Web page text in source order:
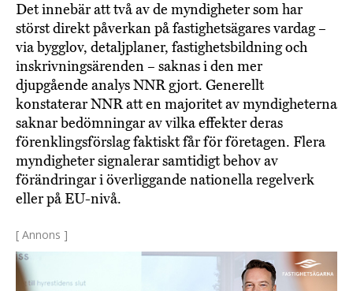
Det innebär att två av de myndigheter som har
störst direkt påverkan på fastighetsägares vardag –
via bygglov, detaljplaner, fastighetsbildning och
inskrivningsärenden – saknas i den mer
djupgående analys NNR gjort. Generellt
konstaterar NNR att en majoritet av myndigheterna
saknar bedömningar av vilka effekter deras
förenklingsförslag faktiskt får för företagen. Flera
myndigheter signalerar samtidigt behov av
förändringar i överliggande nationella regelverk
eller på EU-nivå.
[ Annons ]